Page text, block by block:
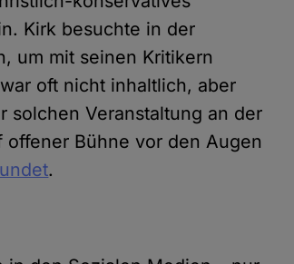
Kirk besuchte in der
um mit seinen Kritikern
oft nicht inhaltlich, aber
solchen Veranstaltung an der
Bühne vor den Augen
.